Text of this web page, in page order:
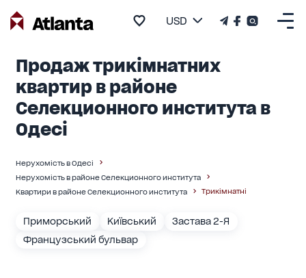
USD
Продаж трикімнатних
квартир в районе
Селекционного института в
Одесі
Нерухомість в Одесі
Нерухомість в районе Селекционного института
Квартири в районе Селекционного института
Трикімнатні
Приморський Київський
Застава 2-Я
Французський бульвар